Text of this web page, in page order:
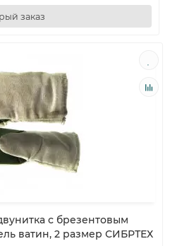
заказ
с брезентовым
ватин, 2 размер СИБРТЕХ